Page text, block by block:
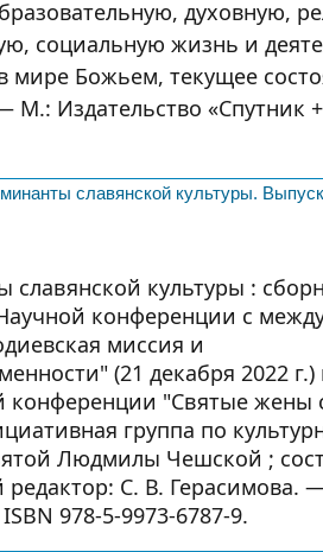
духовную,
социальную жизнь и
мире Божьем, текущее
М.: Издательство «Спутник
славянской культуры.
славянской культуры :
конференции с
миссия и
(21 декабря 2022
"Святые жены
группа по
Людмилы Чешской ;
редактор: С. В. Герасимова.
978-5-9973-6787-9.